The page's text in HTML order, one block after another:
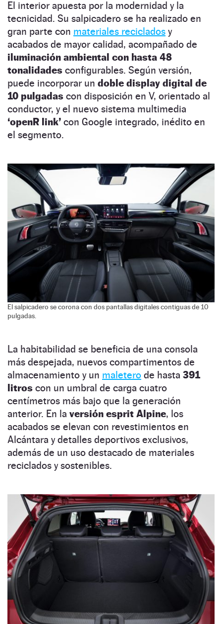
El interior apuesta por la modernidad y la
tecnicidad. Su salpicadero se ha realizado en
gran parte con materiales reciclados y
acabados de mayor calidad, acompañado de
iluminación ambiental con hasta 48
tonalidades configurables. Según versión,
puede incorporar un doble display digital de
10 pulgadas con disposición en V, orientado al
conductor, y el nuevo sistema multimedia
‘openR link’ con Google integrado, inédito en
el segmento.
El salpicadero se corona con dos pantallas digitales contiguas de 10
pulgadas.
La habitabilidad se beneficia de una consola
más despejada, nuevos compartimentos de
almacenamiento y un maletero de hasta 391
litros con un umbral de carga cuatro
centímetros más bajo que la generación
anterior. En la versión esprit Alpine, los
acabados se elevan con revestimientos en
Alcántara y detalles deportivos exclusivos,
además de un uso destacado de materiales
reciclados y sostenibles.